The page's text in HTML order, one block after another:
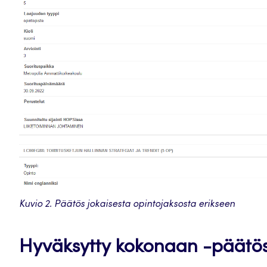
Kuvio 2. Päätös jokaisesta opintojaksosta erikseen
Hyväksytty kokonaan -